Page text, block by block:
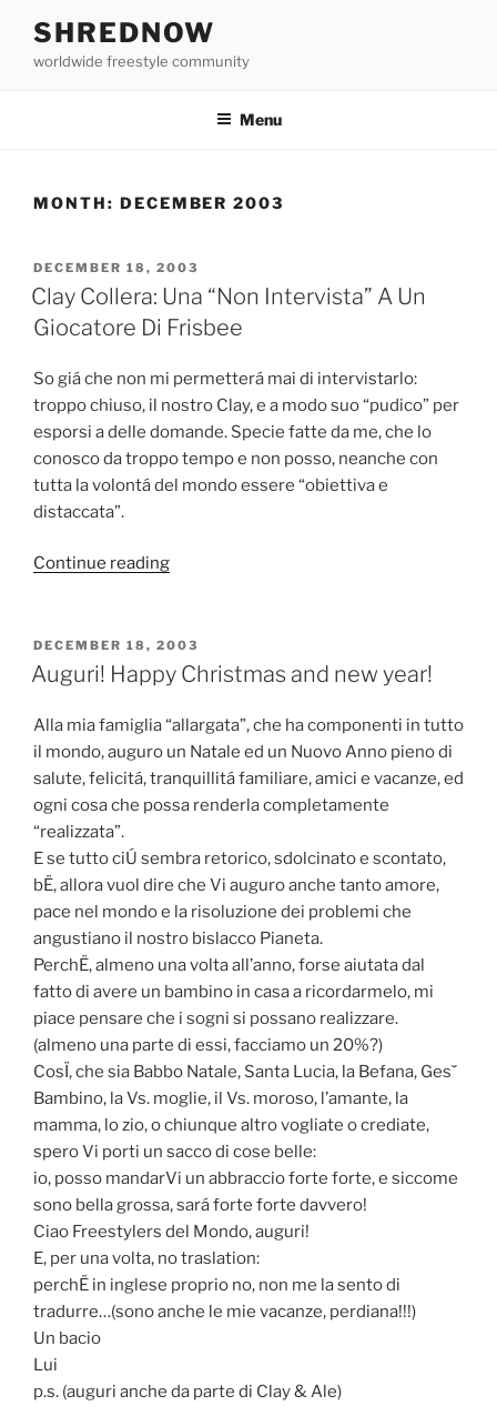
content
SHREDNOW
worldwide freestyle community
Menu
MONTH: DECEMBER 2003
POSTED
ON
DECEMBER 18, 2003
Clay Collera: Una “Non Intervista” A Un
Giocatore Di Frisbee
So giá che non mi permetterá mai di intervistarlo:
troppo chiuso, il nostro Clay, e a modo suo “pudico” per
esporsi a delle domande. Specie fatte da me, che lo
conosco da troppo tempo e non posso, neanche con
tutta la volontá del mondo essere “obiettiva e
distaccata”.
Continue reading
“Non
Intervista”
Un
Giocatore
Di
Frisbee”
POSTED
ON
DECEMBER 18, 2003
Auguri! Happy Christmas and new year!
Alla mia famiglia “allargata”, che ha componenti in tutto
il mondo, auguro un Natale ed un Nuovo Anno pieno di
salute, felicitá, tranquillitá familiare, amici e vacanze, ed
ogni cosa che possa renderla completamente
“realizzata”.
E se tutto ciÚ sembra retorico, sdolcinato e scontato,
bË, allora vuol dire che Vi auguro anche tanto amore,
pace nel mondo e la risoluzione dei problemi che
angustiano il nostro bislacco Pianeta.
PerchË, almeno una volta all’anno, forse aiutata dal
fatto di avere un bambino in casa a ricordarmelo, mi
piace pensare che i sogni si possano realizzare.
(almeno una parte di essi, facciamo un 20%?)
CosÏ, che sia Babbo Natale, Santa Lucia, la Befana, Ges˘
Bambino, la Vs. moglie, il Vs. moroso, l’amante, la
mamma, lo zio, o chiunque altro vogliate o crediate,
spero Vi porti un sacco di cose belle:
io, posso mandarVi un abbraccio forte forte, e siccome
sono bella grossa, sará forte forte davvero!
Ciao Freestylers del Mondo, auguri!
E, per una volta, no traslation:
perchË in inglese proprio no, non me la sento di
tradurre…(sono anche le mie vacanze, perdiana!!!)
Un bacio
Lui
p.s. (auguri anche da parte di Clay & Ale)